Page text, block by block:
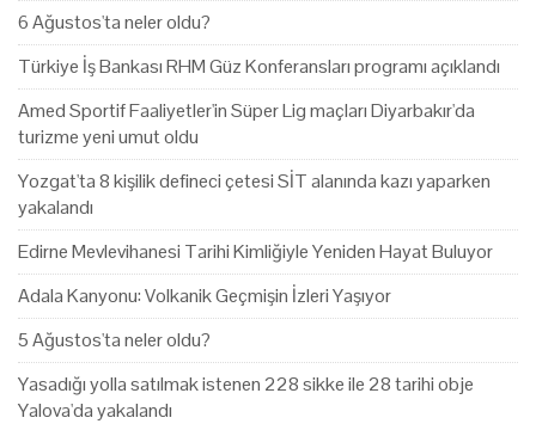
6 Ağustos'ta neler oldu?
Türkiye İş Bankası RHM Güz Konferansları programı açıklandı
Amed Sportif Faaliyetler'in Süper Lig maçları Diyarbakır'da
turizme yeni umut oldu
Yozgat'ta 8 kişilik defineci çetesi SİT alanında kazı yaparken
yakalandı
Edirne Mevlevihanesi Tarihi Kimliğiyle Yeniden Hayat Buluyor
Adala Kanyonu: Volkanik Geçmişin İzleri Yaşıyor
5 Ağustos'ta neler oldu?
Yasadığı yolla satılmak istenen 228 sikke ile 28 tarihi obje
Yalova'da yakalandı